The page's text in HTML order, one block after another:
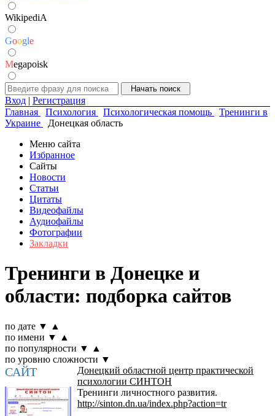
WikipediA
Google
Megapoisk
Вход | Регистрация
Главная
Психология Психологическая помощь
Тренинги в
Украине
Донецкая область
Меню сайта
Избранное
Сайты
Новости
Статьи
Цитаты
Видеофайлы
Аудиофайлы
Фотографии
Закладки
Тренинги в Донецке и
области: подборка сайтов
по дате ▼
▲
по имени ▼
▲
по популярности ▼
▲
по уровню сложности ▼
САЙТ
Донецкий областной центр практической
психологии СИНТОН
Тренинги личностного развития.
http://sinton.dn.ua/index.php?action=tr